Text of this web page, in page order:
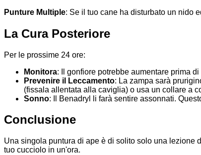
Punture Multiple: Se il tuo cane ha disturbato un nido
La Cura Posteriore
Per le prossime 24 ore:
Monitora: Il gonfiore potrebbe aumentare prima
Prevenire il Leccamento: La zampa sarà
(fissala allentata alla caviglia) o usa un collare a
Sonno: Il Benadryl li farà sentire assonnati.
Conclusione
Una singola puntura di ape è di solito solo una lezione
tuo cucciolo in un'ora.